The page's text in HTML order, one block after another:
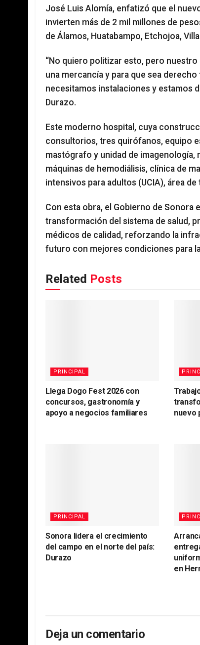
José Luis Alomía, enfatizó que el
invierten más de 2 mil millones de
de Álamos, Huatabampo, Etchojoa,
“No quiero politizar esto, pero
una mercancía y para que sea
necesitamos instalaciones y estamos
Durazo.
Este moderno hospital, cuya
consultorios, tres quirófanos, equipo
mastógrafo y unidad de
máquinas de hemodiálisis, clínica de
intensivos para adultos (UCIA), área
Con esta obra, el Gobierno de Sonora
transformación del sistema de salud,
médicos de calidad, reforzando la
futuro con mejores condiciones para
Related Posts
PRINCIPAL
Llega Dogo Fest 2026 con
concursos, gastronomía y
apoyo a negocios familiares
nuevo
PRINCIPAL
Sonora lidera el crecimiento
del campo en el norte del país:
Durazo
en
Deja un comentario